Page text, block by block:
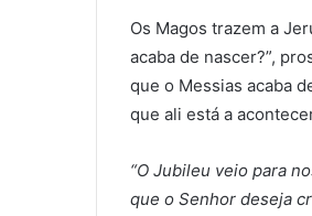
Os Magos trazem a
acaba de nascer?”,
que o Messias acaba
que ali está a
“O Jubileu veio para
que o Senhor deseja